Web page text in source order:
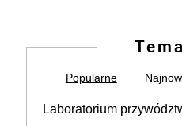
Popularne
Laboratorium